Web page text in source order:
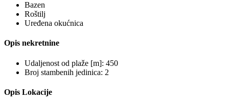
Bazen
Roštilj
Uređena okućnica
Opis nekretnine
Udaljenost od plaže [m]: 450
Broj stambenih jedinica: 2
Opis Lokacije